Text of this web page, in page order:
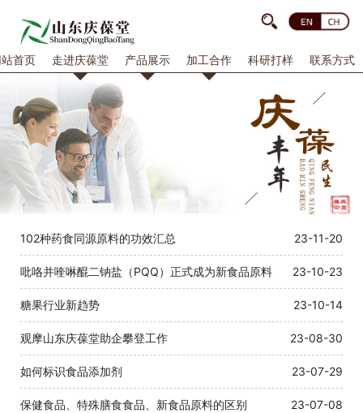
首页 走进庆葆堂 产品展示 加工合作 科研打样 联系方式
23-11-20
102种药食同源原料的功效汇总
23-10-23
吡咯并喹啉醌二钠盐（PQQ）正式成为新食品原料
23-10-14
糖果行业新趋势
23-08-30
观摩山东庆葆堂助企攀登工作
23-07-29
如何标识食品添加剂
23-07-08
保健食品、特殊膳食食品、新食品原料的区别